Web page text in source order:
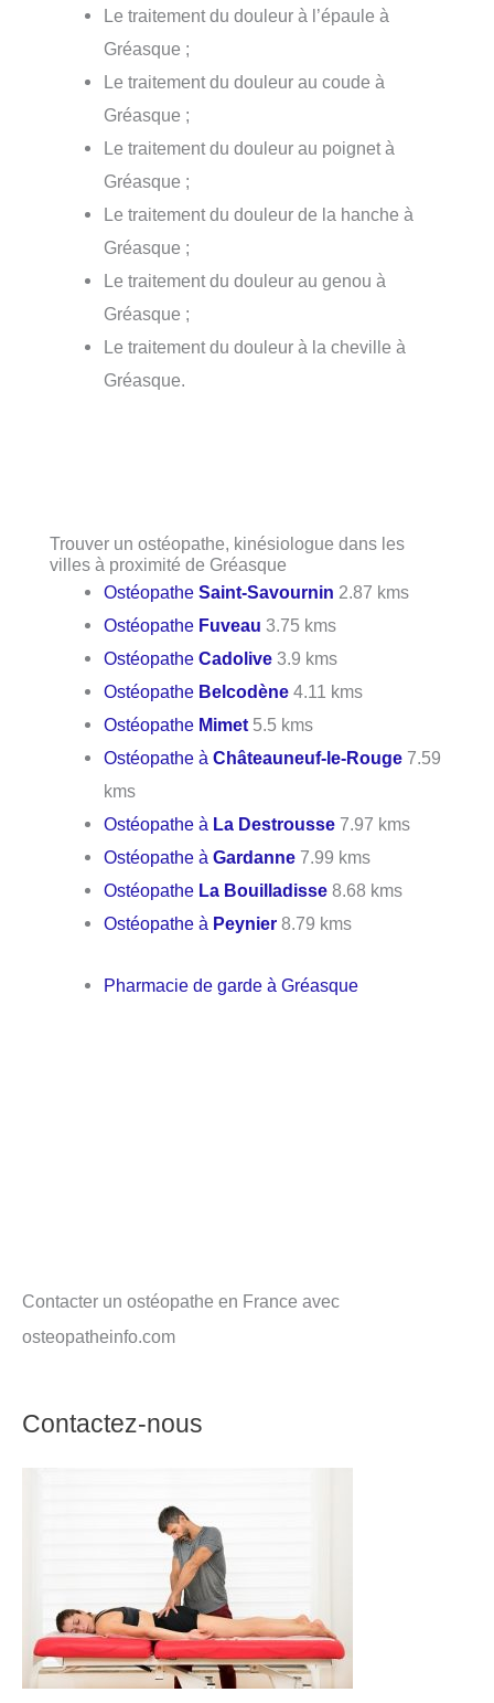
Le traitement du douleur à l’épaule à
Gréasque ;
Le traitement du douleur au coude à
Gréasque ;
Le traitement du douleur au poignet à
Gréasque ;
Le traitement du douleur de la hanche à
Gréasque ;
Le traitement du douleur au genou à
Gréasque ;
Le traitement du douleur à la cheville à
Gréasque.
Trouver un ostéopathe, kinésiologue dans les
villes à proximité de Gréasque
OstéopatheSaint-Savournin 2.87 kms
Ostéopathe Fuveau 3.75 kms
OstéopatheCadolive 3.9 kms
Ostéopathe Belcodène 4.11 kms
Ostéopathe Mimet 5.5 kms
Ostéopathe àChâteauneuf-le-Rouge 7.59
kms
Ostéopathe à La Destrousse 7.97 kms
Ostéopathe àGardanne 7.99 kms
Ostéopathe La Bouilladisse 8.68 kms
Ostéopathe à Peynier 8.79 kms
Pharmacie de garde à Gréasque
Contacter un ostéopathe en France avec
osteopatheinfo.com
Contactez-nous